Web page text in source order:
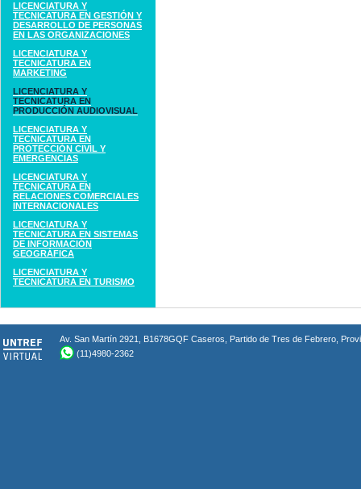
LICENCIATURA Y
TECNICATURA EN GESTIÓN Y
DESARROLLO DE PERSONAS
EN LAS ORGANIZACIONES
LICENCIATURA Y
TECNICATURA EN
MARKETING
LICENCIATURA Y
TECNICATURA EN
PRODUCCIÓN AUDIOVISUAL
LICENCIATURA Y
TECNICATURA EN
PROTECCIÓN CIVIL Y
EMERGENCIAS
LICENCIATURA Y
TECNICATURA EN
RELACIONES COMERCIALES
INTERNACIONALES
LICENCIATURA Y
TECNICATURA EN SISTEMAS
DE INFORMACIÓN
GEOGRÁFICA
LICENCIATURA Y
TECNICATURA EN TURISMO
Av. San Martín 2921, B1678GQF Caseros, Partido de Tres de Febrero,
(11)4980-2362